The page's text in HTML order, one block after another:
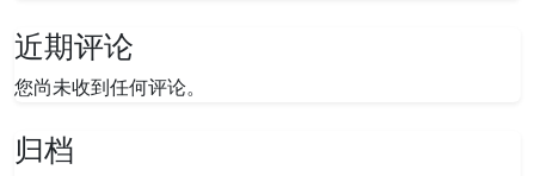
近期评论
您尚未收到任何评论。
归档